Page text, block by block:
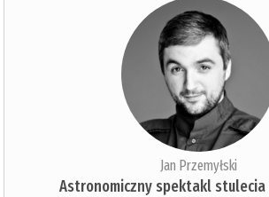
Jan Przemyłski
Astronomiczny spektakl stulecia